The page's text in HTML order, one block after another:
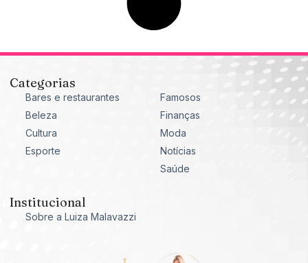
Categorias
Bares e restaurantes
Beleza
Cultura
Esporte
Famosos
Finanças
Moda
Notícias
Saúde
Institucional
Sobre a Luiza Malavazzi